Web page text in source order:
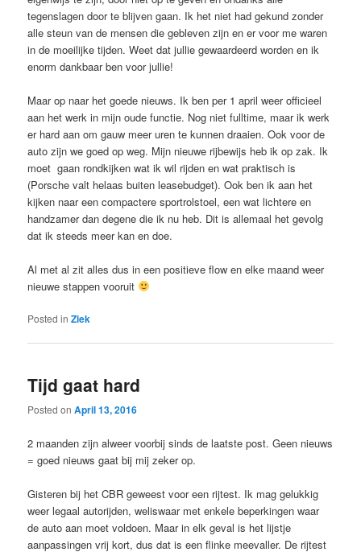
tegenslagen door te blijven gaan. Ik het niet had gekund zonder
alle steun van de mensen die gebleven zijn en er voor me waren
in de moeilijke tijden. Weet dat jullie gewaardeerd worden en ik
enorm dankbaar ben voor jullie!
Maar op naar het goede nieuws. Ik ben per 1 april weer officieel
aan het werk in mijn oude functie. Nog niet fulltime, maar ik werk
er hard aan om gauw meer uren te kunnen draaien. Ook voor de
auto zijn we goed op weg. Mijn nieuwe rijbewijs heb ik op zak. Ik
moet gaan rondkijken wat ik wil rijden en wat praktisch is
(Porsche valt helaas buiten leasebudget). Ook ben ik aan het
kijken naar een compactere sportrolstoel, een wat lichtere en
handzamer dan degene die ik nu heb. Dit is allemaal het gevolg
dat ik steeds meer kan en doe.
Al met al zit alles dus in een positieve flow en elke maand weer
nieuwe stappen vooruit
Posted in Ziek
Tijd gaat hard
Posted onApril 13, 2016
2 maanden zijn alweer voorbij sinds de laatste post. Geen nieuws
= goed nieuws gaat bij mij zeker op.
Gisteren bij het CBR geweest voor een rijtest. Ik mag gelukkig
weer legaal autorijden, weliswaar met enkele beperkingen waar
de auto aan moet voldoen. Maar in elk geval is het lijstje
aanpassingen vrij kort, dus dat is een flinke meevaller. De rijtest